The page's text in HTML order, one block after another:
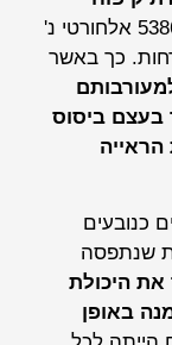
אלחורטי נ'
להידחות. כך באשר
ביסוס
שנתפסה
היכולת
באופן